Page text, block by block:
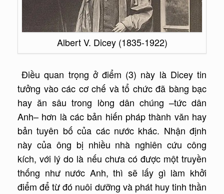
Albert V. Dicey (1835-1922)
Điều quan trọng ở điểm (3) này là Dicey tin
tưởng vào các cơ chế và tổ chức đã bàng bạc
hay ăn sâu trong lòng dân chúng –tức dân
Anh– hơn là các bản hiến pháp thành văn hay
bản tuyên bố của các nước khác. Nhận định
này của ông bị nhiều nhà nghiên cứu công
kích, với lý do là nếu chưa có được một truyền
thống như nước Anh, thì sẽ lấy gì làm khởi
điểm để từ đó nuôi dưỡng và phát huy tinh thần